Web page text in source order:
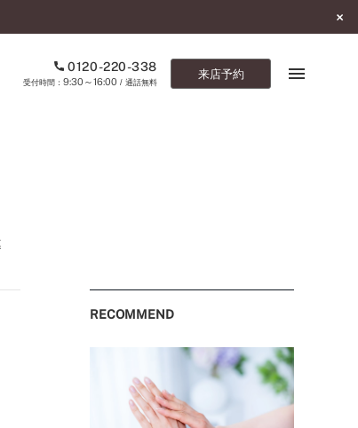
0120-220-338
9:30～16:00/ 通話無料
来店予約
（受付時間：9:30～16:00・通話無料）
RECOMMEND